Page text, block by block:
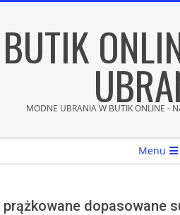
content
BUTIK
MODNE UBRANIA W BUTIK ONLINE -
Menu
prążkowane dopasowane